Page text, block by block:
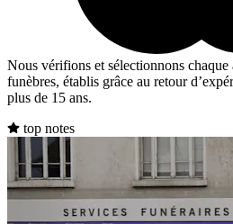
Nous vérifions et sélectionnons chaque
funèbres, établis grâce au retour
plus de 15 ans.
top notes